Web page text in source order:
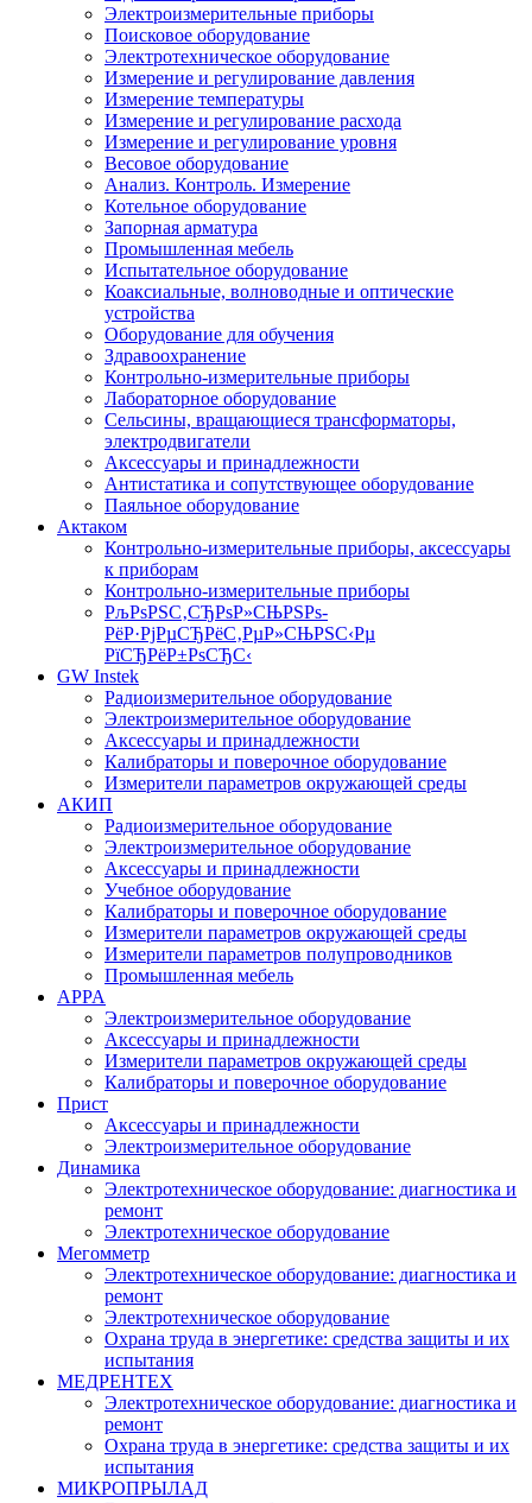
Электроизмерительные приборы
Поисковое оборудование
Электротехническое оборудование
Измерение и регулирование давления
Измерение температуры
Измерение и регулирование расхода
Измерение и регулирование уровня
Весовое оборудование
Анализ. Контроль. Измерение
Котельное оборудование
Запорная арматура
Промышленная мебель
Испытательное оборудование
Коаксиальные, волноводные и оптические
устройства
Оборудование для обучения
Здравоохранение
Контрольно-измерительные приборы
Лабораторное оборудование
Сельсины, вращающиеся трансформаторы,
электродвигатели
Аксессуары и принадлежности
Антистатика и сопутствующее оборудование
Паяльное оборудование
Актаком
Контрольно-измерительные приборы, аксессуары
к приборам
Контрольно-измерительные приборы
РљРѕРЅС‚СЂРѕР»СЊРЅРѕ-
РёР·РјРµСЂРёС‚РµР»СЊРЅС‹Рµ
РїСЂРёР±РѕСЂС‹
GW Instek
Радиоизмерительное оборудование
Электроизмерительное оборудование
Аксессуары и принадлежности
Калибраторы и поверочное оборудование
Измерители параметров окружающей среды
АКИП
Радиоизмерительное оборудование
Электроизмерительное оборудование
Аксессуары и принадлежности
Учебное оборудование
Калибраторы и поверочное оборудование
Измерители параметров окружающей среды
Измерители параметров полупроводников
Промышленная мебель
APPA
Электроизмерительное оборудование
Аксессуары и принадлежности
Измерители параметров окружающей среды
Калибраторы и поверочное оборудование
Прист
Аксессуары и принадлежности
Электроизмерительное оборудование
Динамика
Электротехническое оборудование: диагностика и
ремонт
Электротехническое оборудование
Мегомметр
Электротехническое оборудование: диагностика и
ремонт
Электротехническое оборудование
Охрана труда в энергетике: средства защиты и их
испытания
МЕДРЕНТЕХ
Электротехническое оборудование: диагностика и
ремонт
Охрана труда в энергетике: средства защиты и их
испытания
МИКРОПРЫЛАД